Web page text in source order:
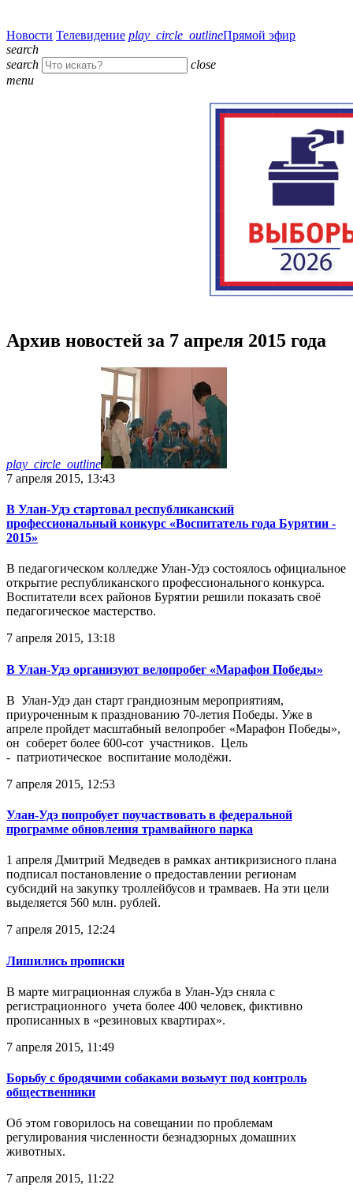
Новости Телевидение play_circle_outlineПрямой эфир
search
search
close
menu
Архив новостей за 7 апреля 2015 года
play_circle_outline
7 апреля 2015, 13:43
В Улан-Удэ стартовал республиканский
профессиональный конкурс «Воспитатель года Бурятии -
2015»
В педагогическом колледже Улан-Удэ состоялось официальное
открытие республиканского профессионального конкурса.
Воспитатели всех районов Бурятии решили показать своё
педагогическое мастерство.
7 апреля 2015, 13:18
В Улан-Удэ организуют велопробег «Марафон Победы»
В Улан-Удэ дан старт грандиозным мероприятиям,
приуроченным к празднованию 70-летия Победы. Уже в
апреле пройдет масштабный велопробег «Марафон Победы»,
он соберет более 600-сот участников. Цель
- патриотическое воспитание молодёжи.
7 апреля 2015, 12:53
Улан-Удэ попробует поучаствовать в федеральной
программе обновления трамвайного парка
1 апреля Дмитрий Медведев в рамках антикризисного плана
подписал постановление о предоставлении регионам
субсидий на закупку троллейбусов и трамваев. На эти цели
выделяется 560 млн. рублей.
7 апреля 2015, 12:24
Лишились прописки
В марте миграционная служба в Улан-Удэ сняла с
регистрационного учета более 400 человек, фиктивно
прописанных в «резиновых квартирах».
7 апреля 2015, 11:49
Борьбу с бродячими собаками возьмут под контроль
общественники
Об этом говорилось на совещании по проблемам
регулирования численности безнадзорных домашних
животных.
7 апреля 2015, 11:22